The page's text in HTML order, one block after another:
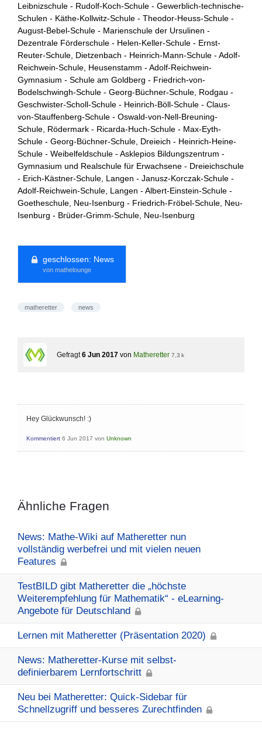
Leibnizschule - Rudolf-Koch-Schule - Gewerblich-technische-
Schulen - Käthe-Kollwitz-Schule - Theodor-Heuss-Schule -
August-Bebel-Schule - Marienschule der Ursulinen -
Dezentrale Förderschule - Helen-Keller-Schule - Ernst-
Reuter-Schule, Dietzenbach - Heinrich-Mann-Schule - Adolf-
Reichwein-Schule, Heusenstamm - Adolf-Reichwein-
Gymnasium - Schule am Goldberg - Friedrich-von-
Bodelschwingh-Schule - Georg-Büchner-Schule, Rodgau -
Geschwister-Scholl-Schule - Heinrich-Böll-Schule - Claus-
von-Stauffenberg-Schule - Oswald-von-Nell-Breuning-
Schule, Rödermark - Ricarda-Huch-Schule - Max-Eyth-
Schule - Georg-Büchner-Schule, Dreieich - Heinrich-Heine-
Schule - Weibelfeldschule - Asklepios Bildungszentrum -
Gymnasium und Realschule für Erwachsene - Dreieichschule
- Erich-Kästner-Schule, Langen - Janusz-Korczak-Schule -
Adolf-Reichwein-Schule, Langen - Albert-Einstein-Schule -
Goetheschule, Neu-Isenburg - Friedrich-Fröbel-Schule, Neu-
Isenburg - Brüder-Grimm-Schule, Neu-Isenburg
geschlossen: News
von mathelounge
matheretter news
Gefragt 6 Jun 2017 von Matheretter 7,3 k
Hey Glückwunsch! :)
Kommentiert 6 Jun 2017 von Unknown
Ähnliche Fragen
News: Mathe-Wiki auf Matheretter nun
vollständig werbefrei und mit vielen neuen
Features
TestBILD gibt Matheretter die „höchste
Weiterempfehlung für Mathematik“ - eLearning-
Angebote für Deutschland
Lernen mit Matheretter (Präsentation 2020)
News: Matheretter-Kurse mit selbst-
definierbarem Lernfortschritt
Neu bei Matheretter: Quick-Sidebar für
Schnellzugriff und besseres Zurechtfinden